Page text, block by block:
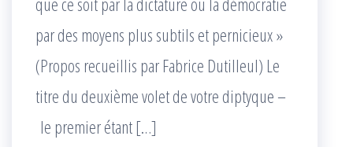
par des moyens plus subtils et pernicieux »
(Propos recueillis par Fabrice Dutilleul) Le
titre du deuxième volet de votre diptyque –
le premier étant […]